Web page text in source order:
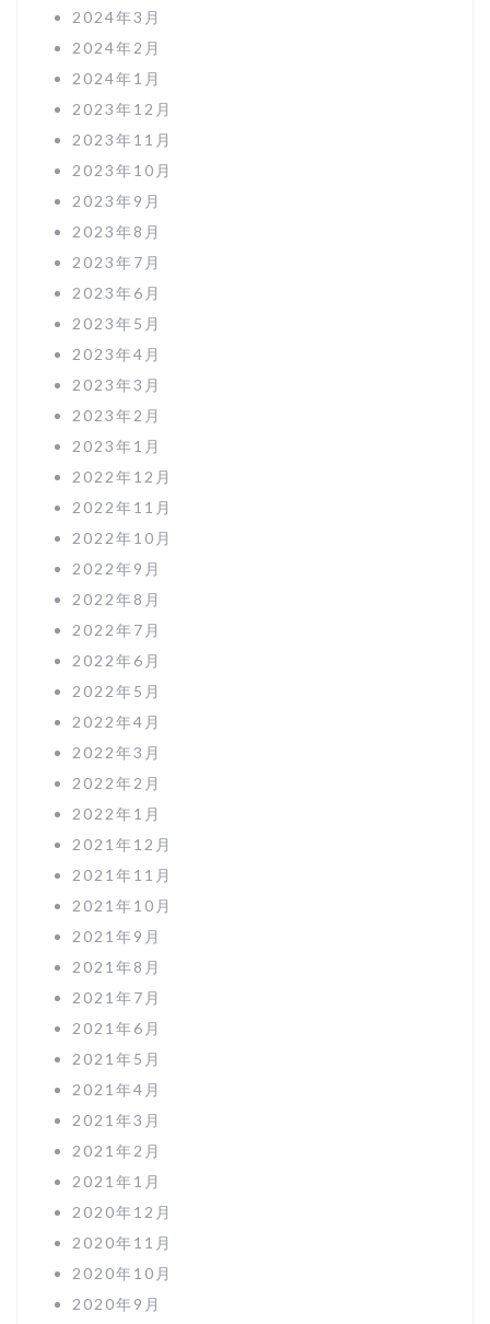
2024年3月
2024年2月
2024年1月
2023年12月
2023年11月
2023年10月
2023年9月
2023年8月
2023年7月
2023年6月
2023年5月
2023年4月
2023年3月
2023年2月
2023年1月
2022年12月
2022年11月
2022年10月
2022年9月
2022年8月
2022年7月
2022年6月
2022年5月
2022年4月
2022年3月
2022年2月
2022年1月
2021年12月
2021年11月
2021年10月
2021年9月
2021年8月
2021年7月
2021年6月
2021年5月
2021年4月
2021年3月
2021年2月
2021年1月
2020年12月
2020年11月
2020年10月
2020年9月